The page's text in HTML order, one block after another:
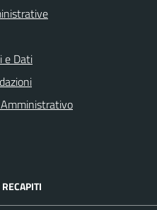
e Dati